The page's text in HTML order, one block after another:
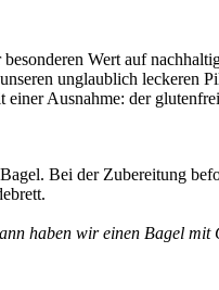
Wert auf
unglaublich leckeren
Ausnahme: der
Bei der Zubereitung
haben wir einen Bagel mit